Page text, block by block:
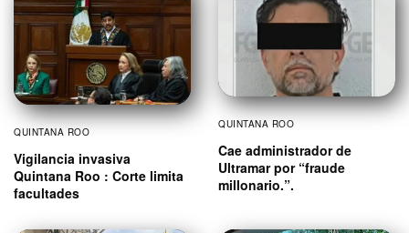
QUINTANA ROO
Vigilancia invasiva
Quintana Roo : Corte limita
facultades
QUINTANA ROO
Cae administrador de
Ultramar por “fraude
millonario.”.